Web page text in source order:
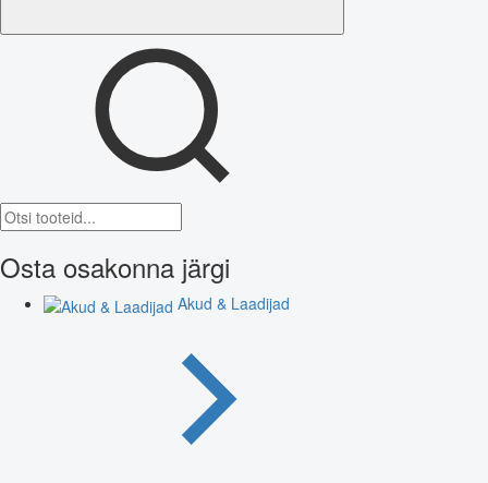
Osta osakonna järgi
Akud & Laadijad